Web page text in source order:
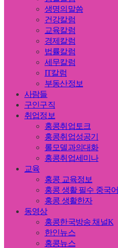
생명의말씀
건강칼럼
교육칼럼
경제칼럼
법률칼럼
세무칼럼
IT칼럼
부동산정보
사람들
구인구직
취업정보
홍콩취업토크
홍콩취업성공기
롤모델과의대화
홍콩취업세미나
교육
홍콩 교육정보
홍콩 생활 필수 중국어
홍콩 생활한자
동영상
홍콩한국방송 채널K
한인뉴스
홍콩뉴스